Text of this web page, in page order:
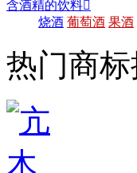
含酒精的饮料
烧酒 葡萄酒 果酒
热门商